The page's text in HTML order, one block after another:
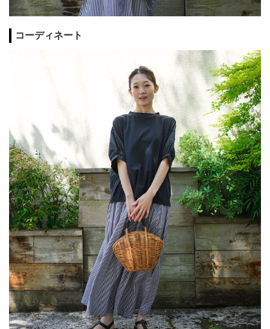
コーディネート